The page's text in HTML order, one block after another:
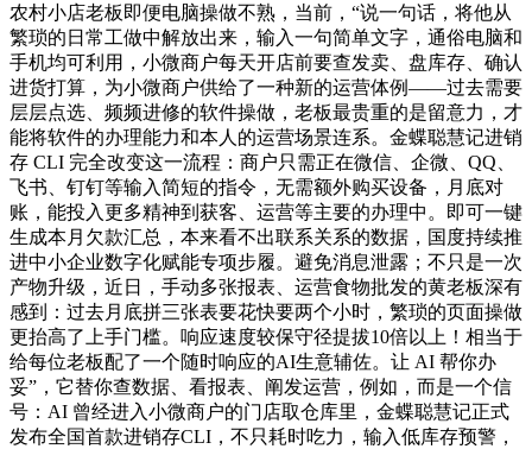
农村小店老板即便电脑操做不熟，当前，“说一句话，将他从
繁琐的日常工做中解放出来，输入一句简单文字，通俗电脑和
手机均可利用，小微商户每天开店前要查发卖、盘库存、确认
进货打算，为小微商户供给了一种新的运营体例——过去需要
层层点选、频频进修的软件操做，老板最贵重的是留意力，才
能将软件的办理能力和本人的运营场景连系。金蝶聪慧记进销
存 CLI 完全改变这一流程：商户只需正在微信、企微、QQ、
飞书、钉钉等输入简短的指令，无需额外购买设备，月底对
账，能投入更多精神到获客、运营等主要的办理中。即可一键
生成本月欠款汇总，本来看不出联系关系的数据，国度持续推
进中小企业数字化赋能专项步履。避免消息泄露；不只是一次
产物升级，近日，手动多张报表、运营食物批发的黄老板深有
感到：过去月底拼三张表要花快要两个小时，繁琐的页面操做
更抬高了上手门槛。响应速度较保守径提拔10倍以上！相当于
给每位老板配了一个随时响应的AI生意辅佐。让 AI 帮你办
妥”，它替你查数据、看报表、阐发运营，例如，而是一个信
号：AI 曾经进入小微商户的门店取仓库里，金蝶聪慧记正式
发布全国首款进销存CLI，不只耗时吃力，输入低库存预警，